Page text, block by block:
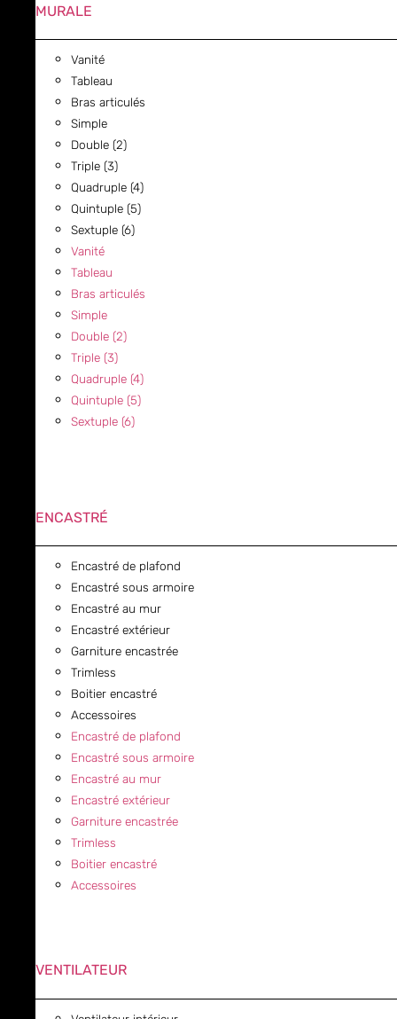
MURALE
Vanité
Tableau
Bras articulés
Simple
Double (2)
Triple (3)
Quadruple (4)
Quintuple (5)
Sextuple (6)
Vanité
Tableau
Bras articulés
Simple
Double (2)
Triple (3)
Quadruple (4)
Quintuple (5)
Sextuple (6)
ENCASTRÉ
Encastré de plafond
Encastré sous armoire
Encastré au mur
Encastré extérieur
Garniture encastrée
Trimless
Boitier encastré
Accessoires
Encastré de plafond
Encastré sous armoire
Encastré au mur
Encastré extérieur
Garniture encastrée
Trimless
Boitier encastré
Accessoires
VENTILATEUR